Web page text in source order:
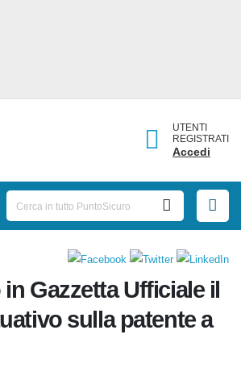
UTENTI
REGISTRATI
Accedi
in Gazzetta Ufficiale
sulla